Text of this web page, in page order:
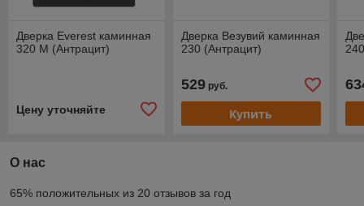
Дверка Everest каминная
320 М (Антрацит)
Цену уточняйте
Дверка Везувий каминная
230 (Антрацит)
529руб.
Купить
О нас
65% положительных из 20 отзывов за год